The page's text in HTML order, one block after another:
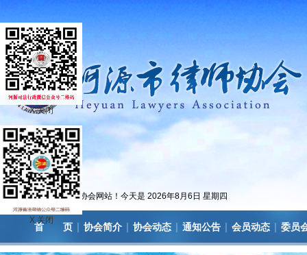
欢迎访问河源市律师协会网站！今天是 2026年8月6日 星期四
首 页 | 协会简介 | 协会动态 | 通知公告 | 会员动态 | 委员
X 关闭
X 关闭